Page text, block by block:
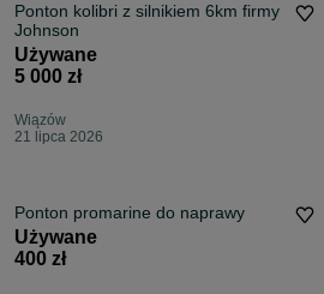
Ponton kolibri z silnikiem 6km firmy
Johnson
Używane
5 000 zł
Wiązów
21 lipca 2026
Ponton promarine do naprawy
Używane
400 zł